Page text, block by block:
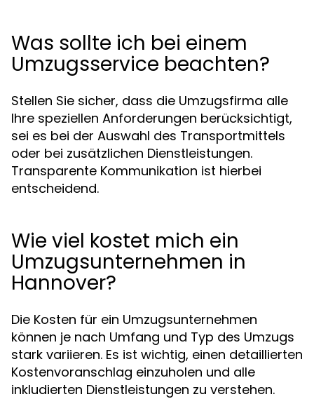
Was sollte ich bei einem
Umzugsservice beachten?
Stellen Sie sicher, dass die Umzugsfirma alle
Ihre speziellen Anforderungen berücksichtigt,
sei es bei der Auswahl des Transportmittels
oder bei zusätzlichen Dienstleistungen.
Transparente Kommunikation ist hierbei
entscheidend.
Wie viel kostet mich ein
Umzugsunternehmen in
Hannover?
Die Kosten für ein Umzugsunternehmen
können je nach Umfang und Typ des Umzugs
stark variieren. Es ist wichtig, einen detaillierten
Kostenvoranschlag einzuholen und alle
inkludierten Dienstleistungen zu verstehen.